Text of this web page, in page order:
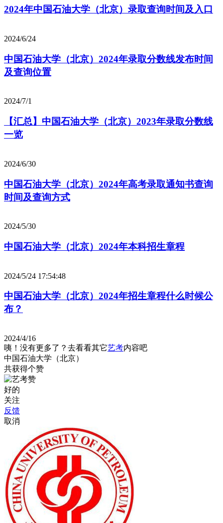
2024年中国石油大学（北京）录取查询时间及入口
2024/6/24
中国石油大学（北京）2024年录取分数线发布时间
及查询位置
2024/7/1
【汇总】中国石油大学（北京）2023年录取分数线
一览
2024/6/30
中国石油大学（北京）2024年高考录取通知书查询
时间及查询方式
2024/5/30
中国石油大学（北京）2024年本科招生章程
2024/5/24 17:54:48
中国石油大学（北京）2024年招生章程什么时候公
布？
2024/4/16
咦！没有更多了？去看看其它艺考内容吧
中国石油大学（北京）
共获得个赞
好的
关注
反馈
取消